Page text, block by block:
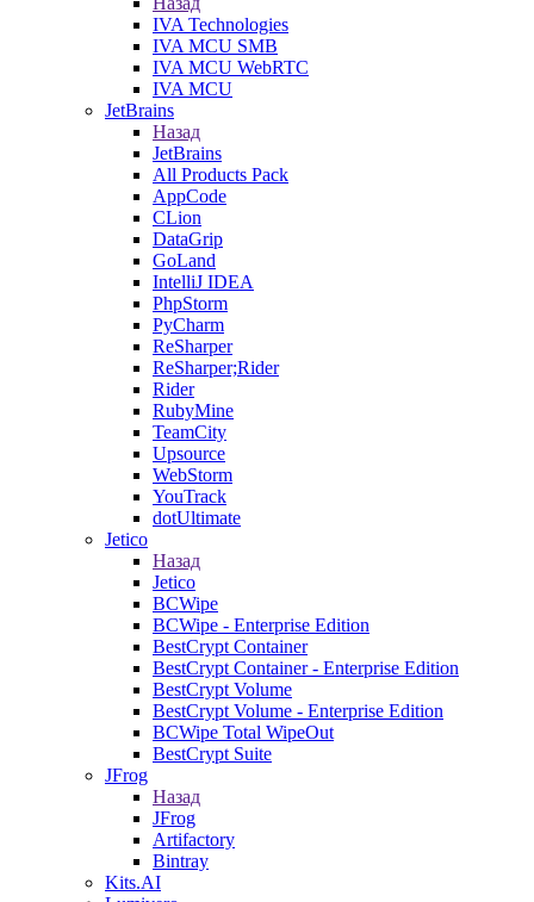
IVA Technologies
IVA MCU SMB
IVA MCU WebRTC
IVA MCU
JetBrains
Назад
JetBrains
All Products Pack
AppCode
CLion
DataGrip
GoLand
IntelliJ IDEA
PhpStorm
PyCharm
ReSharper
ReSharper;Rider
Rider
RubyMine
TeamCity
Upsource
WebStorm
YouTrack
dotUltimate
Jetico
Назад
Jetico
BCWipe
BCWipe - Enterprise Edition
BestCrypt Container
BestCrypt Container - Enterprise Edition
BestCrypt Volume
BestCrypt Volume - Enterprise Edition
BCWipe Total WipeOut
BestCrypt Suite
JFrog
Назад
JFrog
Artifactory
Bintray
Kits.AI